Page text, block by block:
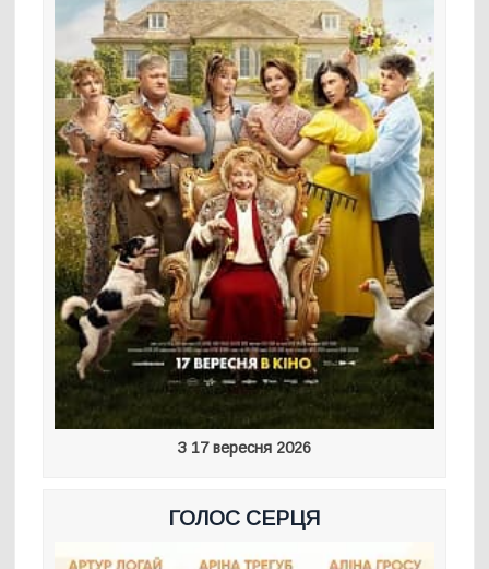
З 17 вересня 2026
ГОЛОС СЕРЦЯ